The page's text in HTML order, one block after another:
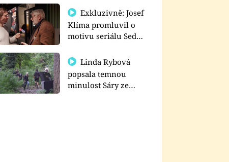
prima+
Exkluzivně: Josef
Klíma promluvil o
motivu seriálu Sedm
Linda Rybová
popsala temnou
minulost Sáry ze